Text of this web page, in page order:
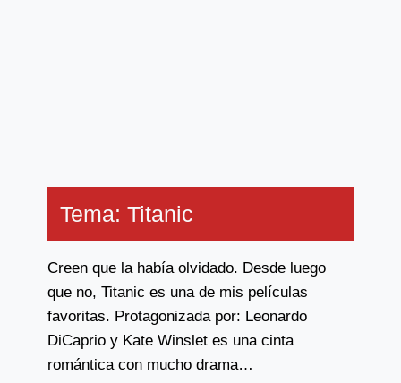
Tema: Titanic
Creen que la había olvidado. Desde luego
que no, Titanic es una de mis películas
favoritas. Protagonizada por: Leonardo
DiCaprio y Kate Winslet es una cinta
romántica con mucho drama…